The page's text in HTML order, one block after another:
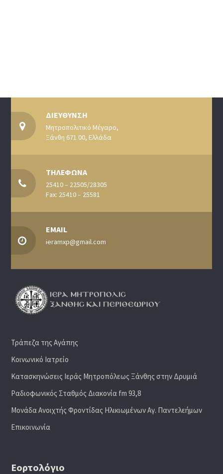
ΔΙΕΥΘΥΝΣΗ
Μητροπολιτικό Μέγαρο,
Ξάνθη 671 00, Ελλάδα
ΤΗΛΕΦΩΝΑ
25410 – 22505/28305
Fax: 25410 – 25581
EMAIL
ieramxp@gmail.com
Τράπεζα της Αγάπης
Κοινωνικό Ιατρείο
Κατασκηνώσεις Ιεράς Μητροπόλεως Ξάνθης στην Δρυμιά
Ραδιoφωνικός Σταθμός Διακονία fm 93,8
Μονάδα Ανοιχτής Φροντίδας Ηλικιωμένων Αγ. Παντελεήμων
Επικοινωνία
Εορτολόγιο